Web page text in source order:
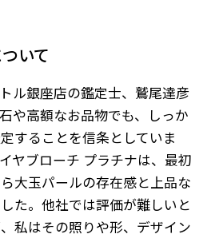
いて
ル銀座店の鑑定士、鷲尾達彦
や高額なお品物でも、しっか
することを信条としていま
ヤブローチ プラチナは、最初
大玉パールの存在感と上品な
た。他社では評価が難しいと
私はその照りや形、デザイン